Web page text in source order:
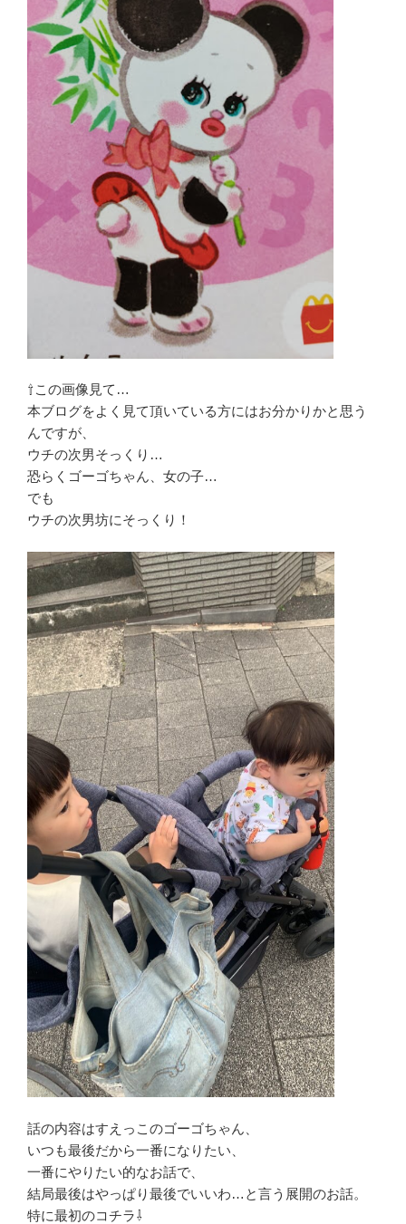
⇧この画像見て…
本ブログをよく見て頂いている方にはお分かりかと思う
んですが、
ウチの次男そっくり…
恐らくゴーゴちゃん、女の子…
でも
ウチの次男坊にそっくり！
話の内容はすえっこのゴーゴちゃん、
いつも最後だから一番になりたい、
一番にやりたい的なお話で、
結局最後はやっぱり最後でいいわ…と言う展開のお話。
特に最初のコチラ⇩